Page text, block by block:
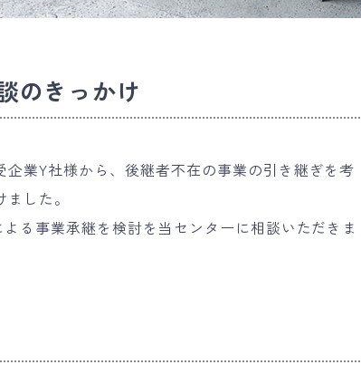
のきっかけ
業Y社様から、後継者不在の事業の引き継ぎを考
した。
る事業承継を検討を当センターに相談いただきま